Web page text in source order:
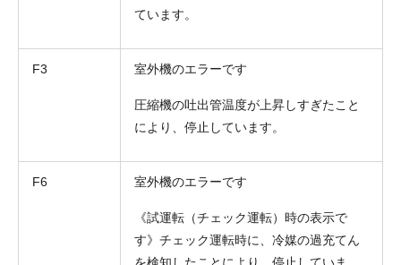
ています。
F3 室外機のエラーです
圧縮機の吐出管温度が上昇しすぎたこと
により、停止しています。
F6 室外機のエラーです
《試運転（チェック運転）時の表示で
す》チェック運転時に、冷媒の過充てん
を検知したことにより、停止していま